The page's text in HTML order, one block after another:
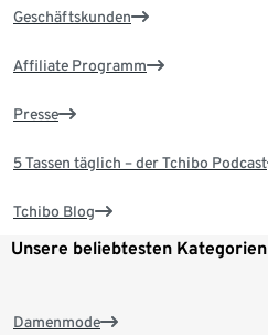
Geschäftskunden
Affiliate Programm
Presse
5 Tassen täglich – der Tchibo Podcast
Tchibo Blog
Unsere beliebtesten Kategorien
Damenmode